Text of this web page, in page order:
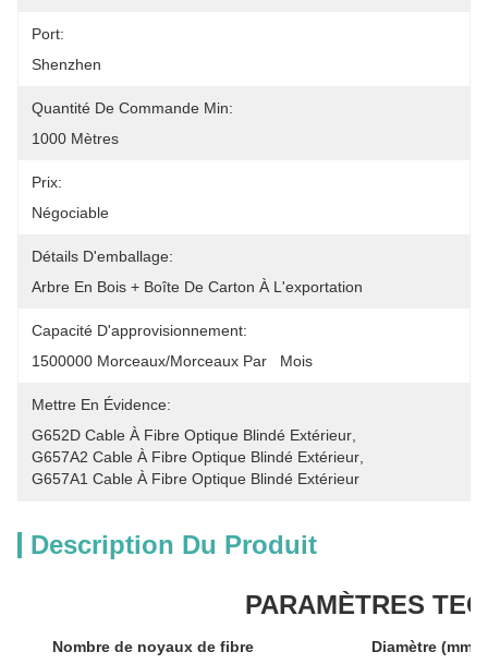
Port:
Shenzhen
Quantité De Commande Min:
1000 Mètres
Prix:
Négociable
Détails D'emballage:
Arbre En Bois + Boîte De Carton À L'exportation
Capacité D'approvisionnement:
1500000 Morceaux/morceaux Par   Mois
Mettre En Évidence:
G652D Cable À Fibre Optique Blindé Extérieur
G657A2 Cable À Fibre Optique Blindé Extérieur
G657A1 Cable À Fibre Optique Blindé Extérieur
Description Du Produit
PARAMÈTRES
Nombre de noyaux de fibre Diamètre (mm)